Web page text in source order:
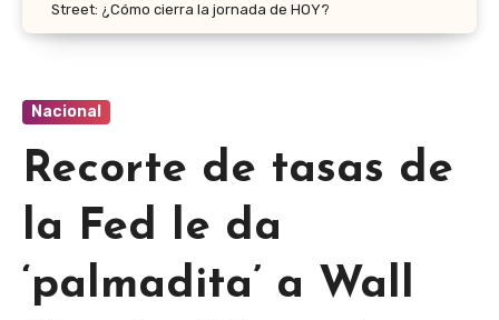
Street: ¿Cómo cierra la jornada de HOY?
Nacional
Recorte de tasas de
la Fed le da
‘palmadita’ a Wall